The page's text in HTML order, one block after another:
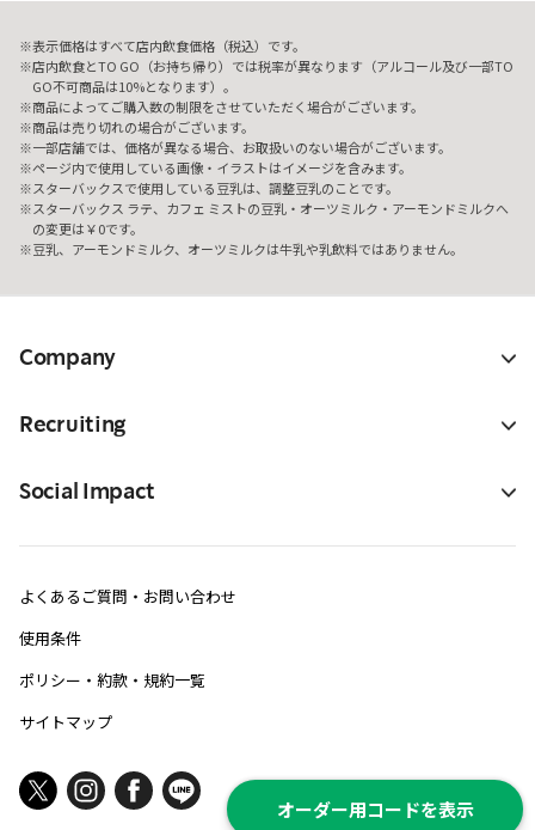
オーダー用コードを表示
表示価格はすべて店内飲食価格（税込）です。
店内飲食とTO GO（お持ち帰り）では税率が異なります（アルコール及び一部TO
GO不可商品は10%となります）。
商品によってご購入数の制限をさせていただく場合がございます。
商品は売り切れの場合がございます。
一部店舗では、価格が異なる場合、お取扱いのない場合がございます。
ページ内で使用している画像・イラストはイメージを含みます。
スターバックスで使用している豆乳は、調整豆乳のことです。
スターバックス ラテ、カフェ ミストの豆乳・オーツミルク・アーモンドミルクへ
の変更は￥0です。
豆乳、アーモンドミルク、オーツミルクは牛乳や乳飲料ではありません。
Company
Recruiting
Social Impact
よくあるご質問・お問い合わせ
使用条件
ポリシー・約款・規約一覧
サイトマップ